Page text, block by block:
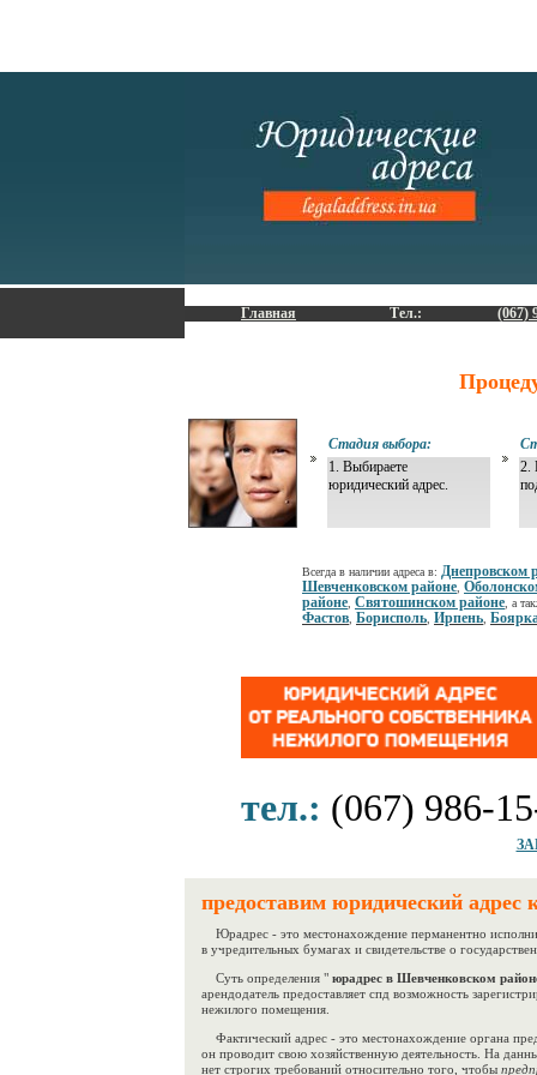
Главная Тел.: (067)
Стадия выбора:
1. Выбираете
юридический адрес.
2.
Всегда в наличии адреса в: Днепровском
Шевченковском районе
районе Святошинском районе , а
Фастов Борисполь Ирпень
тел.: (067) 986-
предоставим юридический адрес
Юрадрес - это местонахождение перманентно
в учредительных бумагах и свидетельстве о
Суть определения " юрадрес в Шевченковском
арендодатель предоставляет спд возможность
нежилого помещения.
Фактический адрес - это местонахождение органа
он проводит свою хозяйственную деятельность. На
нет строгих требований относительно того, чтобы